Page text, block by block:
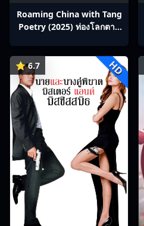
Roaming China with Tang
Poetry (2025) ท่องโลกตาม
⭐ 6.7 HD